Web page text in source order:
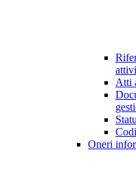
Atti
Oneri